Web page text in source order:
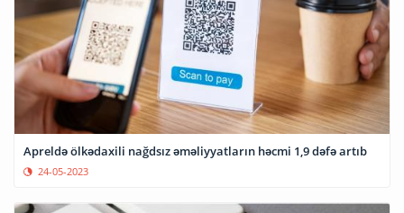
Apreldə ölkədaxili nağdsız əməliyyatların həcmi 1,9 dəfə artıb
24-05-2023